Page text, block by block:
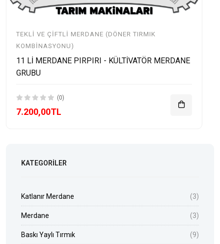
TEKLI VE ÇIFTLI MERDANE (DÖNER TIRMIK
KOMBINASYONU)
11 Lİ MERDANE PIRPIRI - KÜLTİVATÖR MERDANE
GRUBU
(0)
7.200,00TL
KATEGORILER
Katlanır Merdane (3)
Merdane (3)
Baskı Yaylı Tırmık (9)